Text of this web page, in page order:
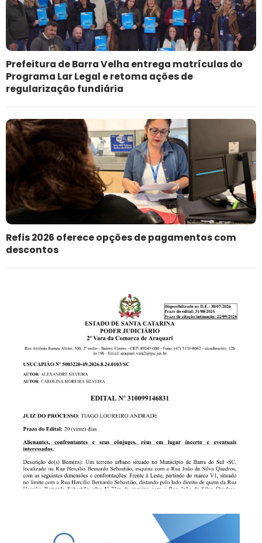
Prefeitura de Barra Velha entrega matrículas do
Programa Lar Legal e retoma ações de
regularização fundiária
Refis 2026 oferece opções de pagamentos com
descontos